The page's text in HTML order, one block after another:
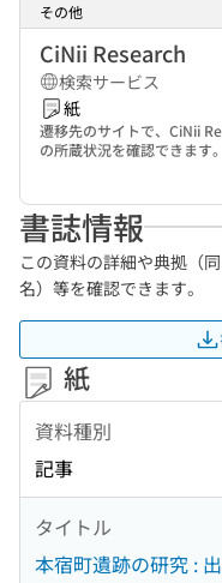
その他
CiNii Research
検索サービス
紙
遷移先のサイトで、CiNii
の所蔵状況を確認できます。
書誌情報
この資料の詳細や典拠（
名）等を確認できます。
紙
資料種別
記事
タイトル
本宿町遺跡の研究 :